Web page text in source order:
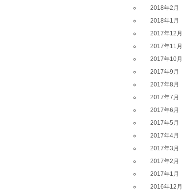
2018年2月
2018年1月
2017年12月
2017年11月
2017年10月
2017年9月
2017年8月
2017年7月
2017年6月
2017年5月
2017年4月
2017年3月
2017年2月
2017年1月
2016年12月